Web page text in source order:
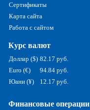
Сертификаты
Карта сайта
Работа с сайтом
Курс валют
Доллар ($) 82.17 руб.
Euro (€)
94.84 руб.
Юани (¥)
12.17 руб.
Финансовые операции